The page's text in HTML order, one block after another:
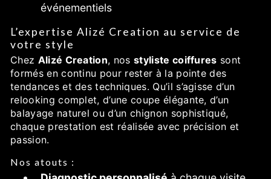
événementiels
L’expertise Alizé Creation au service de
votre style
Chez Alizé Creation, nosstyliste coiffures sont
formés en continu pour rester à la pointe des
tendances et des techniques. Qu’il s’agisse d’un
relooking complet, d’une coupe élégante, d’un
balayage naturel ou d’un chignon sophistiqué,
chaque prestation est réalisée avec précision et
passion.
Nos atouts :